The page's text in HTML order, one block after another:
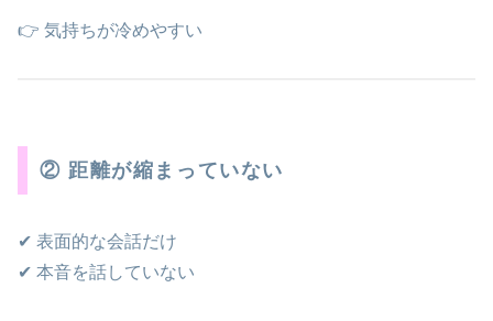
👉 気持ちが冷めやすい
② 距離が縮まっていない
✔ 表面的な会話だけ
✔ 本音を話していない